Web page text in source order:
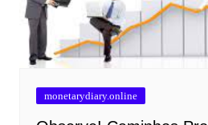
monetarydiary.online